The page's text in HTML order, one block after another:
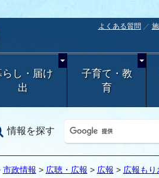
よくある質問
らし・届け
出
子育て・教
育
情報を探す
市政情報 > 広聴・広報 > 広報 > 広報もり